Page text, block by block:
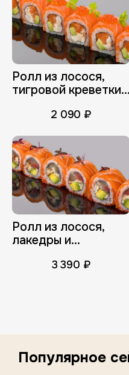
Ролл из лосося,
тигровой креветки
Филадельфия
2 090 ₽
Ролл из лосося,
лакедры и
3 390 ₽
Популярное